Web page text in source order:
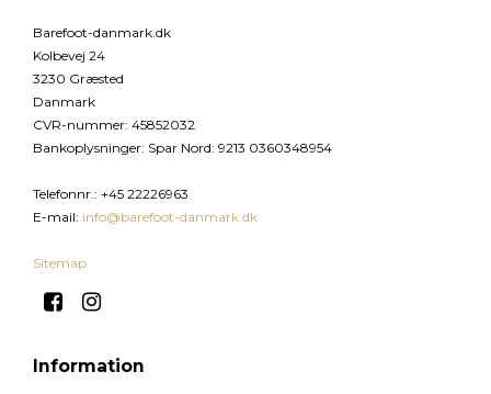
Barefoot-danmark.dk
Kolbevej 24
3230 Græsted
Danmark
CVR-nummer: 45852032
Bankoplysninger: Spar Nord: 9213 0360348954
Telefonnr.: +45 22226963
E-mail: info@barefoot-danmark.dk
Sitemap
Information